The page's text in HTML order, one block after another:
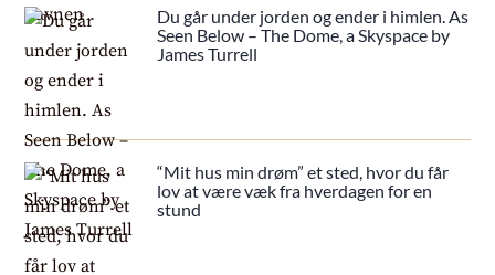
Du går under jorden og ender i himlen. As
Seen Below – The Dome, a Skyspace by
James Turrell
“Mit hus min drøm” et sted, hvor du får
lov at være væk fra hverdagen for en
stund